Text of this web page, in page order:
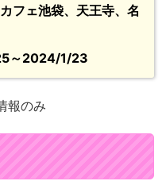
フェ池袋、天王寺、名
～2024/1/23
報のみ